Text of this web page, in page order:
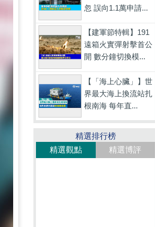
忽 誤向1.1萬申請...
【建軍節特輯】191
遠箱火實彈射擊首公
開 數分鐘切換模...
【「海上心臟」】世
界最大海上換流站扎
根南海 每年直...
精選排行榜
精選觀點
精選博評